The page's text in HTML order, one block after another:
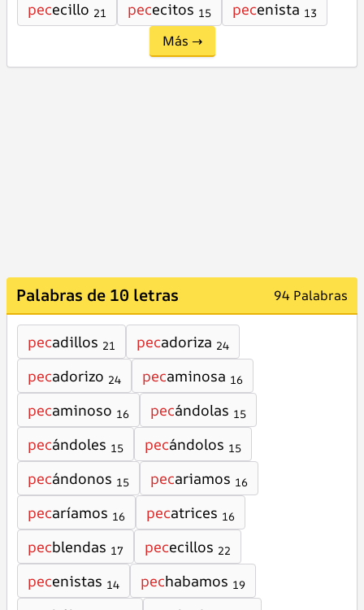
pececillo 21 pececitos 15 pecenista 13
Más →
Palabras de 10 letras 94 Palabras
pecadillos 21 pecadoriza 24
pecadorizo 24 pecaminosa 16
pecaminoso 16 pecándolas 15
pecándoles 15 pecándolos 15
pecándonos 15 pecariamos 16
pecaríamos 16 pecatrices 16
pecblendas 17 pececillos 22
pecenistas 14 pechabamos 19